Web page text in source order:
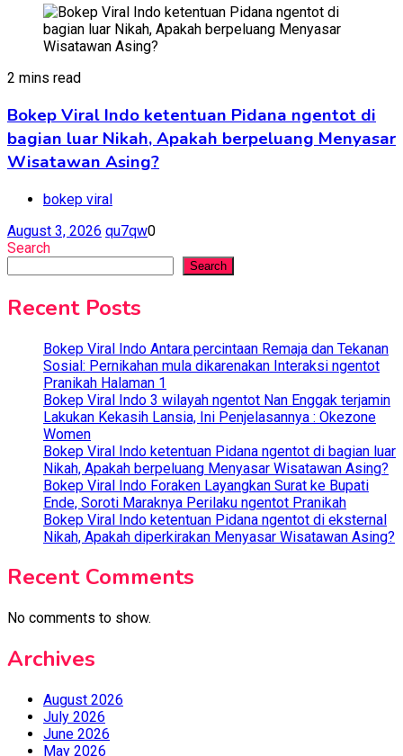
2 mins read
Bokep Viral Indo ketentuan Pidana ngentot di
bagian luar Nikah, Apakah berpeluang Menyasar
Wisatawan Asing?
bokep viral
August 3, 2026 qu7qw0
Search
Search
Recent Posts
Bokep Viral Indo Antara percintaan Remaja dan Tekanan
Sosial: Pernikahan mula dikarenakan Interaksi ngentot
Pranikah Halaman 1
Bokep Viral Indo 3 wilayah ngentot Nan Enggak terjamin
Lakukan Kekasih Lansia, Ini Penjelasannya : Okezone
Women
Bokep Viral Indo ketentuan Pidana ngentot di bagian luar
Nikah, Apakah berpeluang Menyasar Wisatawan Asing?
Bokep Viral Indo Foraken Layangkan Surat ke Bupati
Ende, Soroti Maraknya Perilaku ngentot Pranikah
Bokep Viral Indo ketentuan Pidana ngentot di eksternal
Nikah, Apakah diperkirakan Menyasar Wisatawan Asing?
Recent Comments
No comments to show.
Archives
August 2026
July 2026
June 2026
May 2026